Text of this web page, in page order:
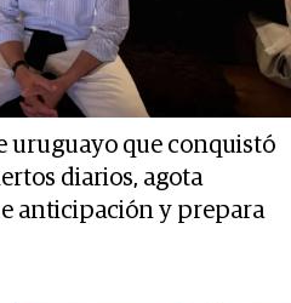
uruguayo que conquistó
diarios, agota
anticipación y prepara